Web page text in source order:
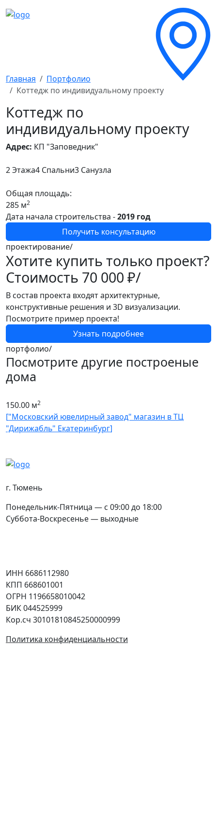
Главная
Портфолио
Коттедж по индивидуальному проекту
Коттедж по
индивидуальному проекту
Адрес: КП "Заповедник"
2 Этажа4 Спальни3 Санузла
Общая площадь:
285 м2
Дата начала строительства -2019 год
Получить консультацию
проектирование/
Хотите купить только проект?
Стоимость 70 000 ₽/
В состав проекта входят архитектурные,
конструктивные решения и 3D визуализации.
Посмотрите пример проекта!
Узнать подробнее
портфолио/
Посмотрите другие построеные
дома
150.00 м2
["Московский ювелирный завод" магазин в ТЦ
"Дирижабль" Екатеринбург]
ИНН 6686112980
КПП 668601001
ОГРН 1196658010042
БИК 044525999
Кор.сч 30101810845250000999
Политика конфиденциальности
г. Тюмень
Понедельник-Пятница — с 09:00 до 18:00
Суббота-Воскресенье — выходные